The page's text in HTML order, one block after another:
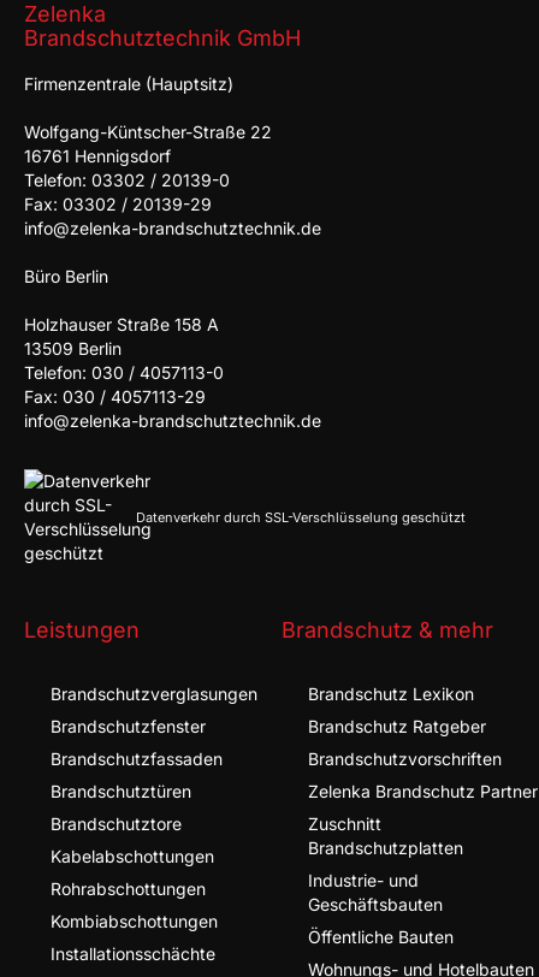
Zelenka
Brandschutztechnik GmbH
Firmenzentrale (Hauptsitz)
Wolfgang-Küntscher-Straße 22
16761 Hennigsdorf
Telefon: 03302 / 20139-0
Fax: 03302 / 20139-29
info@zelenka-brandschutztechnik.de
Büro Berlin
Holzhauser Straße 158 A
13509 Berlin
Telefon: 030 / 4057113-0
Fax: 030 / 4057113-29
info@zelenka-brandschutztechnik.de
Datenverkehr durch SSL-Verschlüsselung geschützt
Leistungen
Brandschutz­verglasungen
Brandschutz­fenster
Brandschutz­fassaden
Brandschutz­türen
Brandschutz­tore
Kabel­abschottungen
Rohr­abschottungen
Kombi­abschottungen
Installationsschächte
Brandschutz & mehr
Brandschutz Lexikon
Brandschutz Ratgeber
Brandschutzvorschriften
Zelenka Brandschutz Partner
Zuschnitt
Brandschutzplatten
Industrie- und
Geschäftsbauten
Öffentliche Bauten
Wohnungs- und Hotelbauten